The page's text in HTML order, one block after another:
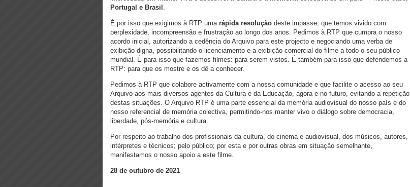
Portugal e Brasil .
É por isso que exigimos à RTP uma rápida resolução deste impasse, que temos vivido com
perplexidade, incompreensão e frustração ao longo dos anos. Pedimos à RTP que cumpra o nosso
acordo inicial, autorizando a cedência do Arquivo para este projecto e negociando uma verba de
exibição digna, possibilitando o licenciamento e a exibição comercial do filme a todo o seu público
mundial. É para isso que fazemos filmes: para serem vistos. É também para isso que defendemos a
RTP: para que os mostre e os dê a conhecer.
Pedimos à RTP que colabore activamente com a nossa comunidade e que facilite o acesso ao seu
Arquivo aos mais diversos agentes da Cultura e da Educação, agora e no futuro, evitando a repetição
destas situações. O Arquivo RTP é uma parte essencial da memória audiovisual do nosso país e do
nosso referencial de memória colectiva, permitindo-nos manter vivo o diálogo sobre democracia,
liberdade, pós-memória e cultura.
Por respeito ao trabalho dos profissionais da cultura, do cinema e audiovisual, dos músicos, autores,
intérpretes e técnicos; pelo público; por esta e por outras obras em situação semelhante,
manifestamos o nosso apoio a este filme.
28 de outubro de 2021